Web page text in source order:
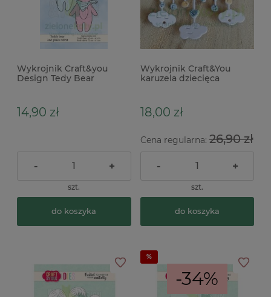
Wykrojnik Craft&you
Design Tedy Bear
14,90 zł
- +
szt.
do koszyka
Wykrojnik Craft&You
karuzela dziecięca
18,00 zł
Cena regularna:26,90 zł
- +
szt.
do koszyka
-34%